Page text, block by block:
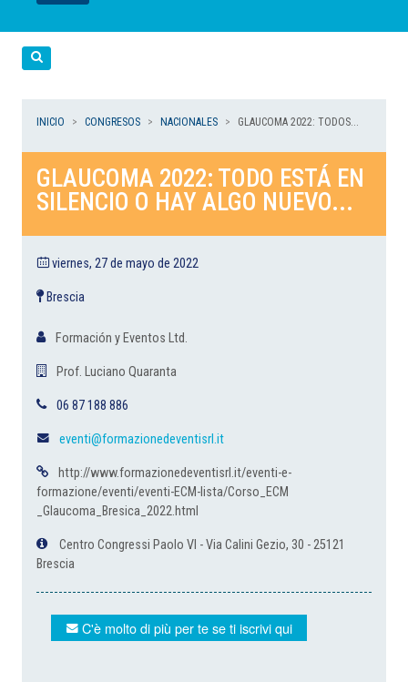
LEER
LEER
LEER
LEER
LEER
INICIO CONGRESOS NACIONALES GLAUCOMA 2022: TODOS...
GLAUCOMA 2022: TODO ESTÁ EN
SILENCIO O HAY ALGO NUEVO...
viernes, 27 de mayo de 2022
Brescia
Formación y Eventos Ltd.
Prof. Luciano Quaranta
06 87 188 886
eventi@formazionedeventisrl.it
http://www.formazionedeventisrl.it/eventi-e-
formazione/eventi/eventi-ECM-lista/Corso_ECM
_Glaucoma_Bresica_2022.html
Centro Congressi Paolo VI - Via Calini Gezio, 30 - 25121
Brescia
C'è molto di più per te se ti iscrivi qui